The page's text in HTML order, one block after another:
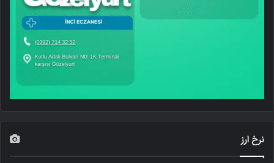
نرخ ارز